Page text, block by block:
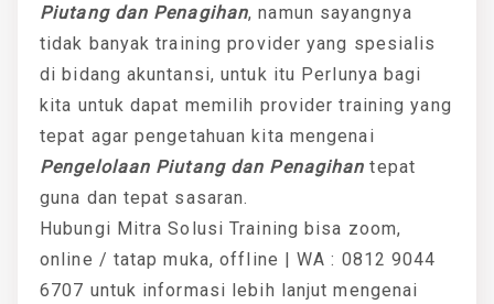
Piutang dan Penagihan, namun sayangnya
tidak banyak training provider yang spesialis
di bidang akuntansi, untuk itu Perlunya bagi
kita untuk dapat memilih provider training yang
tepat agar pengetahuan kita mengenai
Pengelolaan Piutang dan Penagihan tepat
guna dan tepat sasaran.
Hubungi Mitra Solusi Training bisa zoom,
online / tatap muka, offline | WA : 0812 9044
6707 untuk informasi lebih lanjut mengenai